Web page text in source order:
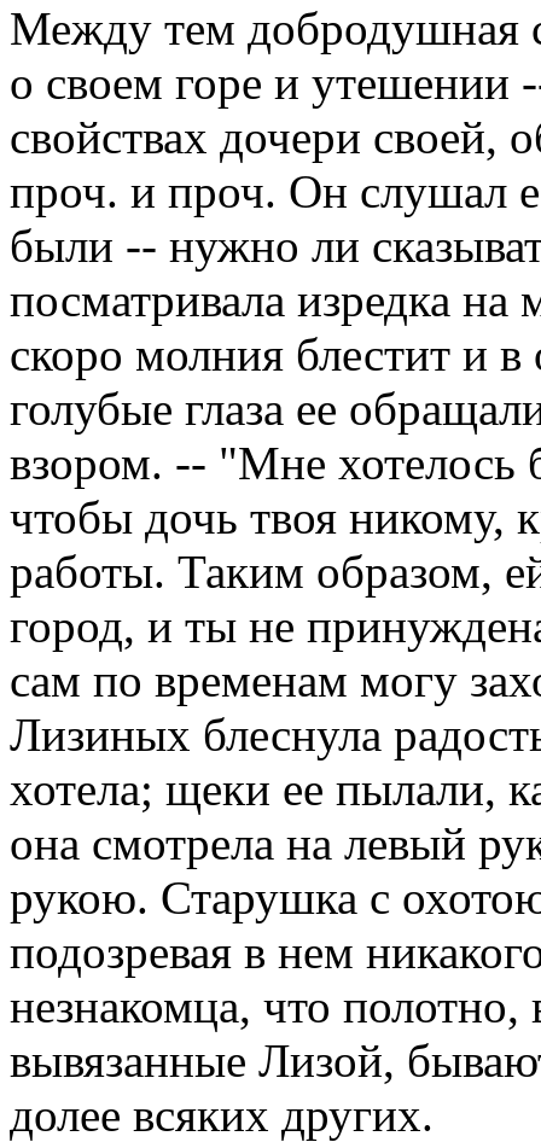
Между тем добродушная
о своем горе и
свойствах дочери своей,
проч. и проч. Он слушал
были -- нужно ли
посматривала изредка на
скоро молния блестит и в
голубые глаза ее
взором. -- "Мне хотелось
чтобы дочь твоя никому,
работы. Таким образом,
город, и ты не
сам по временам могу
Лизиных блеснула
хотела; щеки ее пылали,
она смотрела на левый
рукою. Старушка с
подозревая в нем
незнакомца, что
вывязанные Лизой,
долее всяких других.